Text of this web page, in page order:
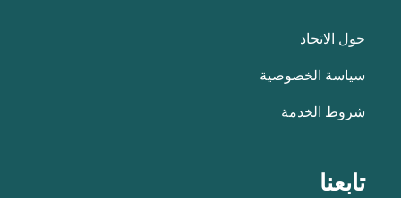
حول الاتحاد
سياسة الخصوصية
شروط الخدمة
تابعنا